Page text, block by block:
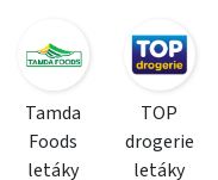
Tamda
Foods
letáky
TOP
drogerie
letáky